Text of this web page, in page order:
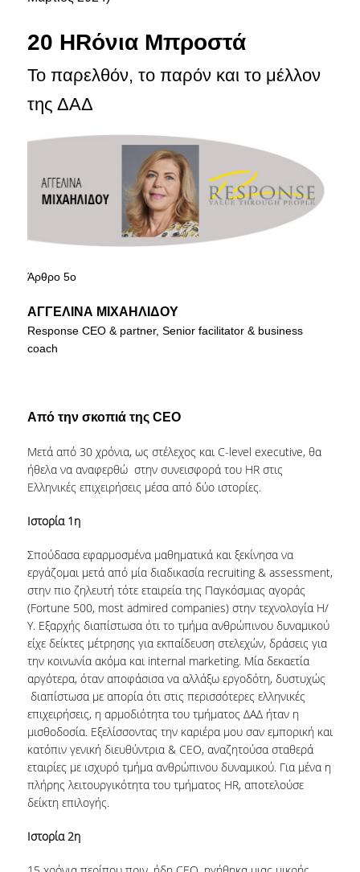
TUITION FEES - SCHOLARSHIPS
ACTIVE STUDENTS
PART TIME PROGRAM
COMPLAINT FORM
ALUMNI ASSOCIATION
HRM LABORATORY
FACULTY AND STAFF
RESIDENT FACULTY MEMNBERS
VISITING FACULTY
ADMINISTRATIVE SUPPORT
HR ACTIVITIES
INTERNSHIP
CONFERENCES - WORKSHOPS
STUDENT ACTIVITIES
DISTINCTIONS
ACCREDITATIONS AND RANKING LISTS
20 HRόνια Μπροστά
Το παρελθόν, το παρόν και το μέλλον
της ΔΑΔ
Άρθρο 5ο
ΑΓΓΕΛΙΝΑ ΜΙΧΑΗΛΙΔΟΥ
Response CEO & partner, Senior facilitator & business
coach
Από την σκοπιά της CEO
Μετά από 30 χρόνια, ως στέλεχος και C-level executive, θα
ήθελα να αναφερθώ στην συνεισφορά του HR στις
Ελληνικές επιχειρήσεις μέσα από δύο ιστορίες.
Ιστορία 1η
Σπούδασα εφαρμοσμένα μαθηματικά και ξεκίνησα να
εργάζομαι μετά από μία διαδικασία recruiting & assessment,
στην πιο ζηλευτή τότε εταιρεία της Παγκόσμιας αγοράς
(Fortune 500, most admired companies) στην τεχνολογία Η/
Υ. Εξαρχής διαπίστωσα ότι το τμήμα ανθρώπινου δυναμικού
είχε δείκτες μέτρησης για εκπαίδευση στελεχών, δράσεις για
την κοινωνία ακόμα και internal marketing. Μία δεκαετία
αργότερα, όταν αποφάσισα να αλλάξω εργοδότη, δυστυχώς
διαπίστωσα με απορία ότι στις περισσότερες ελληνικές
επιχειρήσεις, η αρμοδιότητα του τμήματος ΔΑΔ ήταν η
μισθοδοσία. Εξελίσσοντας την καριέρα μου σαν εμπορική και
κατόπιν γενική διευθύντρια & CEO, αναζητούσα σταθερά
εταιρίες με ισχυρό τμήμα ανθρώπινου δυναμικού. Για μένα η
πλήρης λειτουργικότητα του τμήματος HR, αποτελούσε
δείκτη επιλογής.
Ιστορία 2η